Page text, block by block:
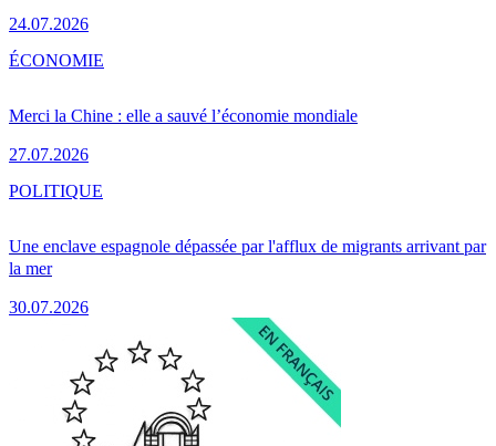
24.07.2026
Merci la Chine : elle a sauvé l’économie mondiale
27.07.2026
ÉCONOMIE
Une enclave espagnole dépassée par l'afflux de migrants arrivant par
la mer
30.07.2026
POLITIQUE